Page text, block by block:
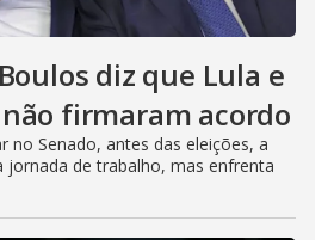
diz que Lula e
firmaram acordo
no Senado, antes das eleições, a
jornada de trabalho, mas enfrenta